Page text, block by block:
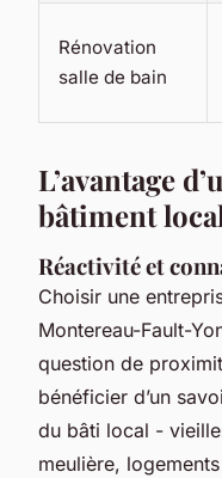
Rénovation
salle de bain
L’avantage
bâtiment
Réactivité et
Choisir une
Montereau-Fault-
question de
bénéficier d’un
du bâti local -
meulière,